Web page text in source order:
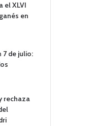
el XLVI
en
7 de julio:
rechaza